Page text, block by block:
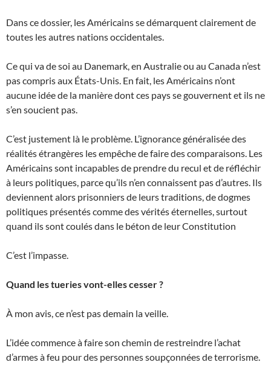
Dans ce dossier, les Américains se démarquent clairement de
toutes les autres nations occidentales.
Ce qui va de soi au Danemark, en Australie ou au Canada n’est
pas compris aux États-Unis. En fait, les Américains n’ont
aucune idée de la manière dont ces pays se gouvernent et ils ne
s’en soucient pas.
C’est justement là le problème. L’ignorance généralisée des
réalités étrangères les empêche de faire des comparaisons. Les
Américains sont incapables de prendre du recul et de réfléchir
à leurs politiques, parce qu’ils n’en connaissent pas d’autres. Ils
deviennent alors prisonniers de leurs traditions, de dogmes
politiques présentés comme des vérités éternelles, surtout
quand ils sont coulés dans le béton de leur Constitution
C’est l’impasse.
Quand les tueries vont-elles cesser ?
À mon avis, ce n’est pas demain la veille.
L’idée commence à faire son chemin de restreindre l’achat
d’armes à feu pour des personnes soupçonnées de terrorisme.